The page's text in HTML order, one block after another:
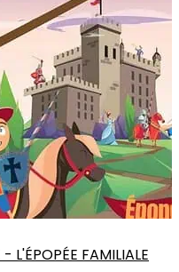
L'ÉPOPÉE FAMILIALE